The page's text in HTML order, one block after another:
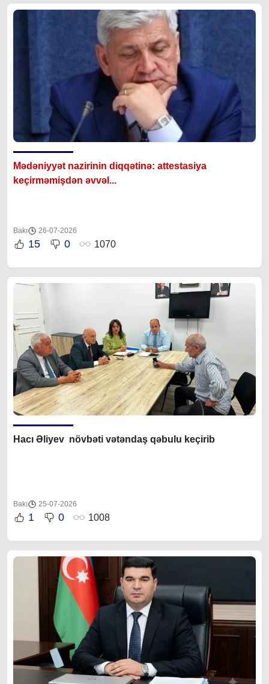
Mədəniyyət nazirinin diqqətinə: attestasiya
keçirməmişdən əvvəl...
Bakı 26-07-2026
15 0 1070
Hacı Əliyev növbəti vətəndaş qəbulu keçirib
Bakı 25-07-2026
1 0 1008